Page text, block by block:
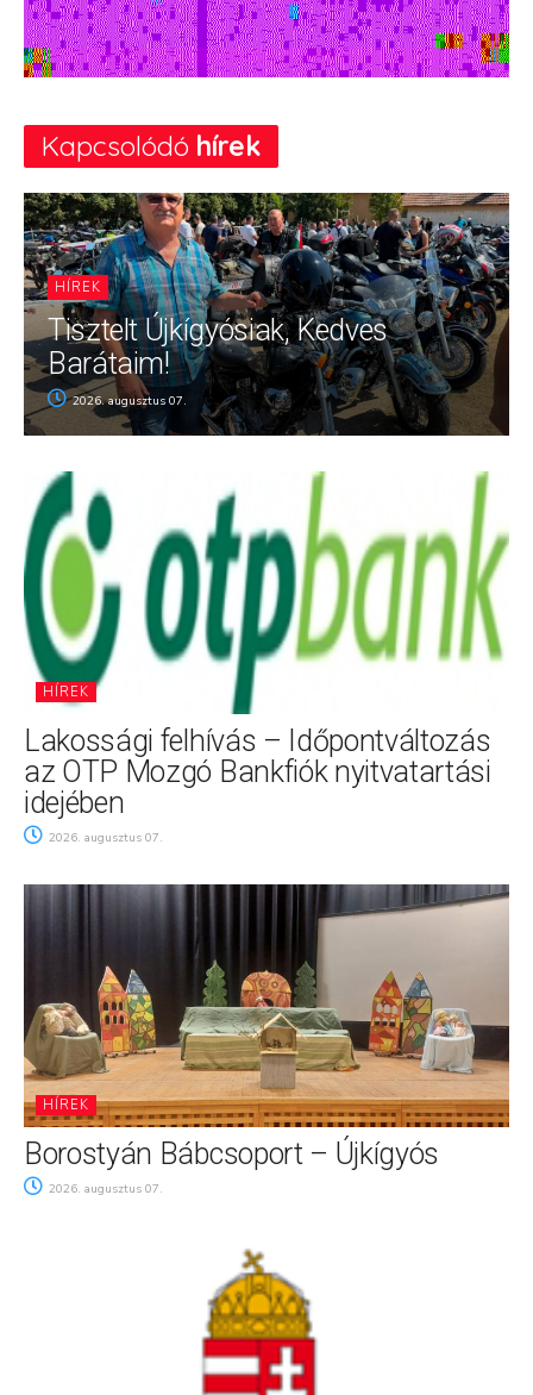
Kapcsolódó hírek
HÍREK
Tisztelt Újkígyósiak, Kedves
Barátaim!
2026. augusztus 07.
HÍREK
Lakossági felhívás – Időpontváltozás
az OTP Mozgó Bankfiók nyitvatartási
idejében
2026. augusztus 07.
HÍREK
Borostyán Bábcsoport – Újkígyós
2026. augusztus 07.